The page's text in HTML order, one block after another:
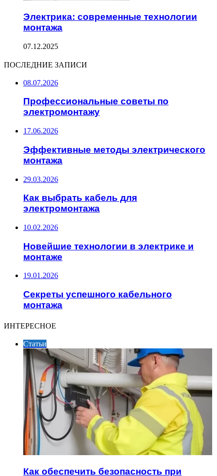
Электрика: современные технологии
монтажа
07.12.2025
ПОСЛЕДНИЕ ЗАПИСИ
08.07.2026
Профессиональные советы по
электромонтажу
17.06.2026
Эффективные методы электрического
монтажа
29.03.2026
Как выбрать кабель для
электромонтажа
10.02.2026
Новейшие технологии в электрике и
монтаже
19.01.2026
Секреты успешного кабельного
монтажа
ИНТЕРЕСНОЕ
Статьи
Как обеспечить безопасность при